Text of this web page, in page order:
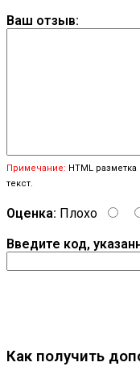
Ваш отзыв:
Примечание: HTML
текст.
Оценка: Плохо
Введите код,
Как получить